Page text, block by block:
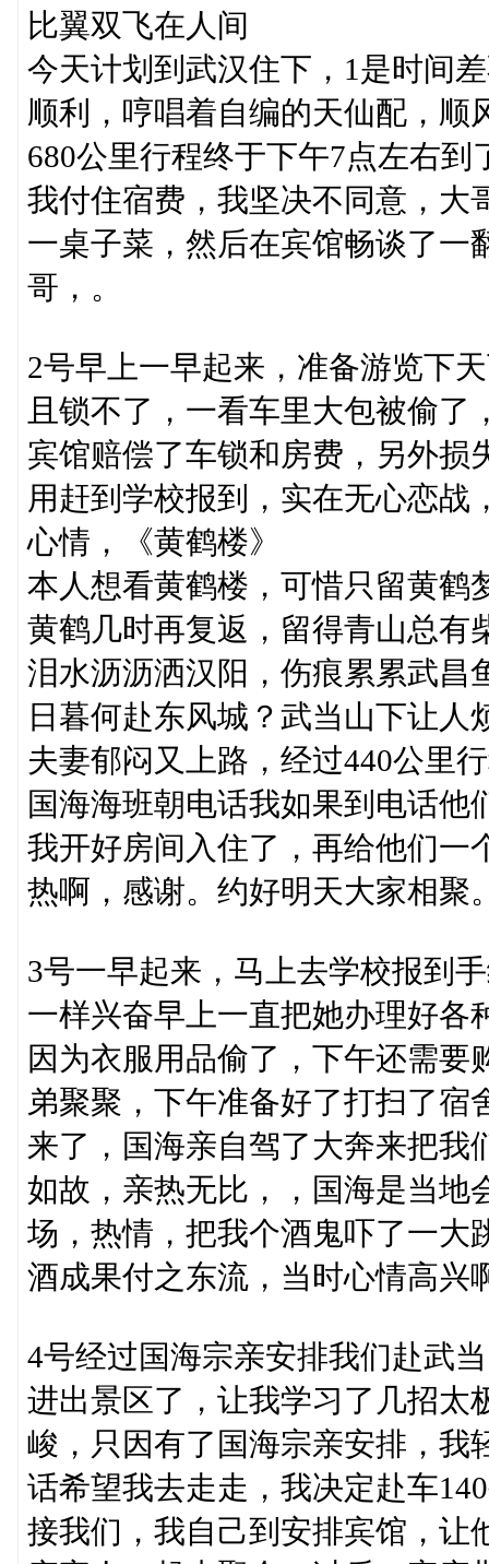
比翼双飞在人间
今天计划到武汉住下，1是时间
顺利，哼唱着自编的天仙配，顺
680公里行程终于下午7点左右
我付住宿费，我坚决不同意，大
一桌子菜，然后在宾馆畅谈了一
哥，。
2号早上一早起来，准备游览下
且锁不了，一看车里大包被偷
宾馆赔偿了车锁和房费，另外损
用赶到学校报到，实在无心恋战
心情，《黄鹤楼》
本人想看黄鹤楼，可惜只留黄鹤
黄鹤几时再复返，留得青山总有
泪水沥沥洒汉阳，伤痕累累武昌
日暮何赴东风城？武当山下让人
夫妻郁闷又上路，经过440公里
国海海班朝电话我如果到电话
我开好房间入住了，再给他们一
热啊，感谢。约好明天大家相聚
3号一早起来，马上去学校报到
一样兴奋早上一直把她办理好各
因为衣服用品偷了，下午还需
弟聚聚，下午准备好了打扫了
来了，国海亲自驾了大奔来把我
如故，亲热无比，，国海是当地
场，热情，把我个酒鬼吓了一大
酒成果付之东流，当时心情高兴
4号经过国海宗亲安排我们赴武
进出景区了，让我学习了几招太
峻，只因有了国海宗亲安排，我
话希望我去走走，我决定赴车
接我们，我自己到安排宾馆，让